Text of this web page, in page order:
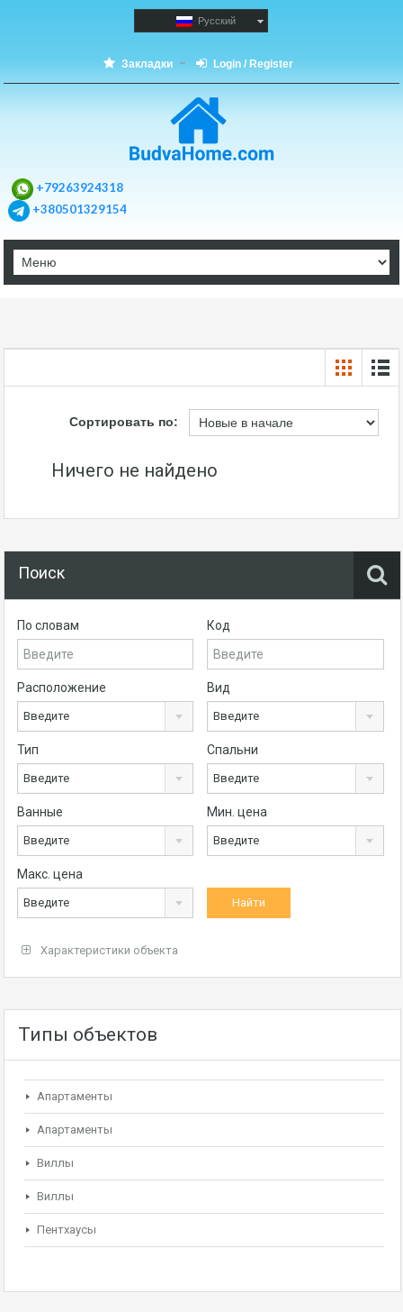
Русский
Закладки Login / Register
+79263924318
+380501329154
Сортировать по:
Ничего не найдено
Поиск
По словам Код
Расположение
Введите
Вид
Введите
Тип
Введите
Спальни
Введите
Ванные
Введите
Мин. цена
Введите
Макс. цена
Введите
Характеристики объекта
Типы объектов
Апартаменты
Апартаменты
Виллы
Виллы
Пентхаусы